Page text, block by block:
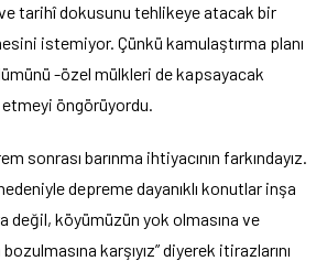
tarihî dokusunu tehlikeye atacak bir
istemiyor. Çünkü kamulaştırma planı
-özel mülkleri de kapsayacak
öngörüyordu.
sonrası barınma ihtiyacının farkındayız.
depreme dayanıklı konutlar inşa
değil, köyümüzün yok olmasına ve
karşıyız” diyerek itirazlarını